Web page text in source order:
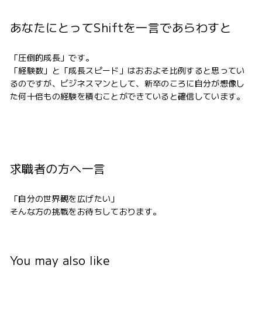
あなたにとってShiftを一言であらわすと
「圧倒的成長」です。
「経験数」と「成長スピード」はおおよそ比例すると思ってい
るのですが、ビジネスマンとして、新卒のころに自分が想像し
た何十倍もの経験を積むことができていると確信しています。
求職者の方へ一言
「自分の世界観を広げたい」
そんな方の挑戦をお待ちしております。
You may also like